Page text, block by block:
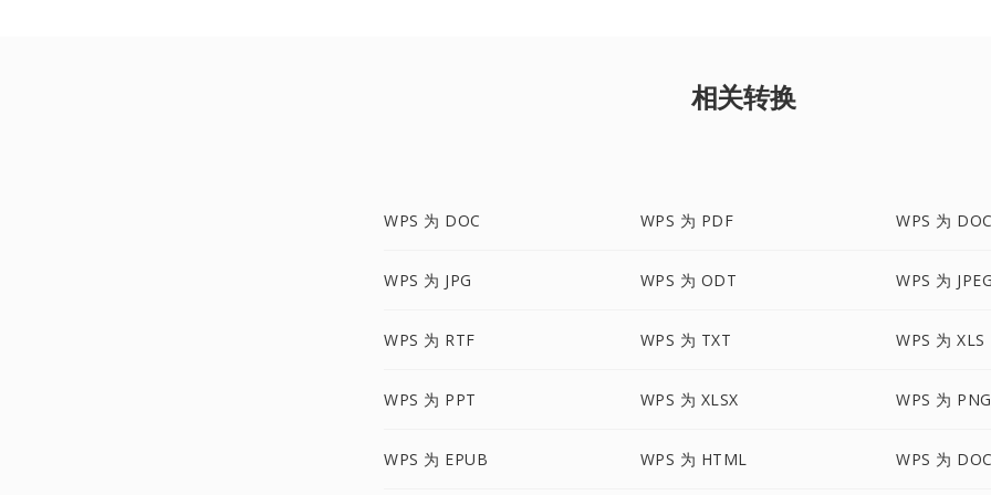
相关转换
WPS 为 DOC WPS 为 PDF WPS 为
WPS 为 JPG WPS 为 ODT WPS 为 JPEG
WPS 为 RTF WPS 为 TXT WPS 为 XLS
WPS 为 PPT WPS 为 XLSX WPS 为 PNG
WPS 为 EPUB WPS 为 HTML WPS 为